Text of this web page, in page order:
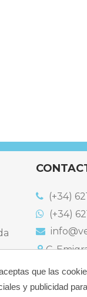
(+34)
(+34)
C.
España
que las
y publicidad